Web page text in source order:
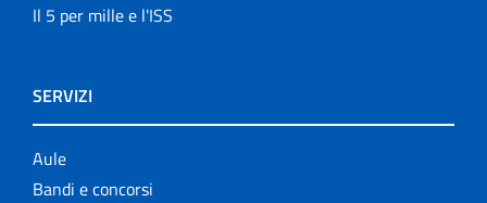
Il 5 per mille e l'ISS
SERVIZI
Aule
Bandi e concorsi